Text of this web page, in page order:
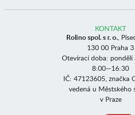
KONTAKT
Rolino spol. s r. o.,
130 00 Praha 3
Otevírací doba: pondělí
8:00—16:30
IČ: 47123605, značka
vedená u Městského
v Praze